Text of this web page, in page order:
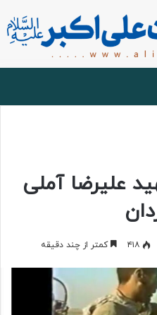
علیرضا آملی
۴۱۸ کمتر از چند دقیقه